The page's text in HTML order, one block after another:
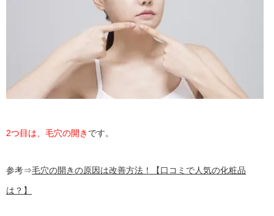
2つ目は、毛穴の開き です。
参考⇒毛穴の開きの原因は改善方法！【口コミで人気の化粧品
は？】